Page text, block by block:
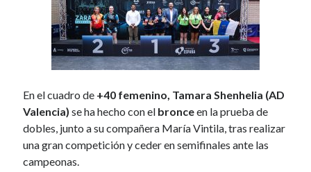
« Jul
En el cuadro de +40 femenino, Tamara Shenhelia (AD
Valencia) se ha hecho con el bronceen la prueba de
dobles, junto a su compañera María Vintila, tras realizar
una gran competición y ceder en semifinales ante las
campeonas.